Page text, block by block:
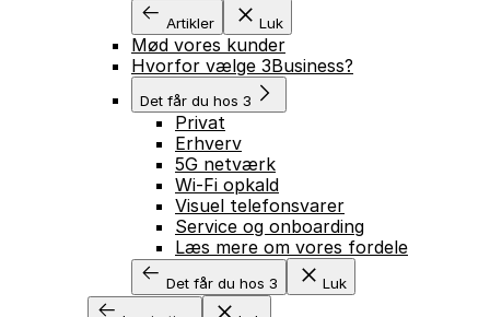
Artikler Luk
Mød vores kunder
Hvorfor vælge 3Business?
Det får du hos 3
Privat
Erhverv
5G netværk
Wi-Fi opkald
Visuel telefonsvarer
Service og onboarding
Læs mere om vores fordele
Det får du hos 3 Luk